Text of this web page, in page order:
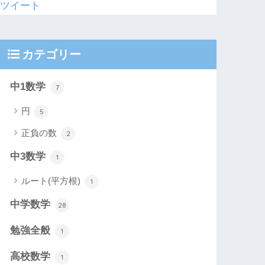
ツイート
カテゴリー
中1数学 7
円 5
正負の数 2
中3数学 1
ルート(平方根) 1
中学数学 28
勉強全般 1
高校数学 1